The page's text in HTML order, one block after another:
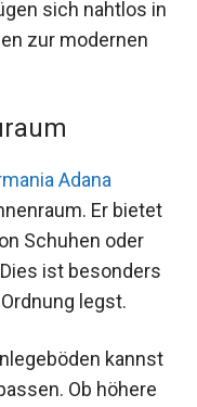
sich nahtlos in
zur modernen
Adana
Er bietet
Schuhen oder
ist besonders
legst.
kannst
Ob höhere